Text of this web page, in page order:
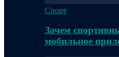
Спорт
Зачем
мобильное